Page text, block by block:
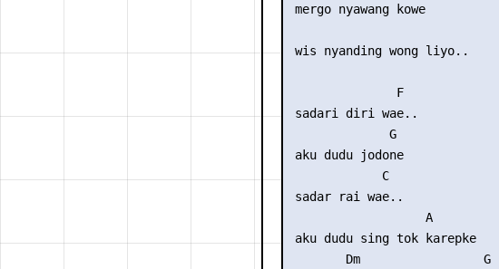
mergo nyawang kowe
wis nyanding wong liyo..
               F
sadari diri wae..
              G
aku dudu jodone
             C
sadar rai wae..
                   A
aku dudu sing tok karepke
        Dm                 G